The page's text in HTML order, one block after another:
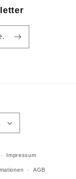
Impressum
AGB